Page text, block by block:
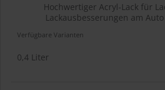
Hochwertiger Acryl-Lack für
Lackausbesserungen am
Verfügbare Varianten
0,4 Liter